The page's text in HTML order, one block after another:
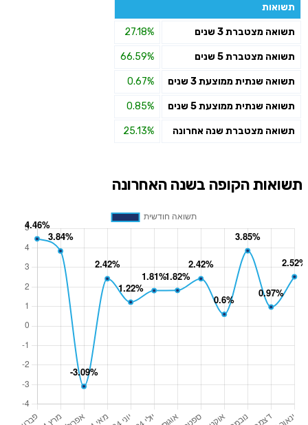
תשואות
תשואה מצטברת 3 שנים 27.18%
תשואה מצטברת 5 שנים 66.59%
תשואה שנתית ממוצעת 3 שנים 0.67%
תשואה שנתית ממוצעת 5 שנים 0.85%
תשואה מצטברת שנה אחרונה 25.13%
תשואות הקופה בשנה האחרונה